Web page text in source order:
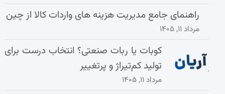
راهنمای جامع مدیریت هزینه‌ های واردات کالا از چین
مرداد ۱۱, ۱۴۰۵
کوبات یا ربات صنعتی؟ انتخاب درست برای
تولید کم‌تیراژ و پرتغییر
مرداد ۱۱, ۱۴۰۵